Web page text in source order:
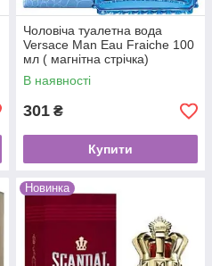
Чоловіча туалетна вода
Versace Man Eau Fraiche 100
мл ( магнітна стрічка)
В наявності
301 ₴
Купити
Новинка